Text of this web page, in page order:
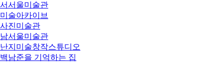
서서울미술관
미술아카이브
사진미술관
남서울미술관
난지미술창작스튜디오
백남준을 기억하는 집